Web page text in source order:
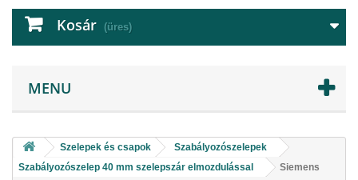
Kosár (üres)
MENU
Szelepek és csapok
Szabályozószelepek
Szabályozószelep 40 mm szelepszár elmozdulással
Siemens